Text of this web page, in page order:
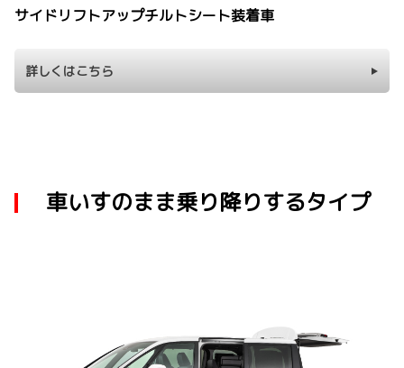
サイドリフトアップチルトシート装着車
詳しくはこちら
車いすのまま乗り降りするタイプ